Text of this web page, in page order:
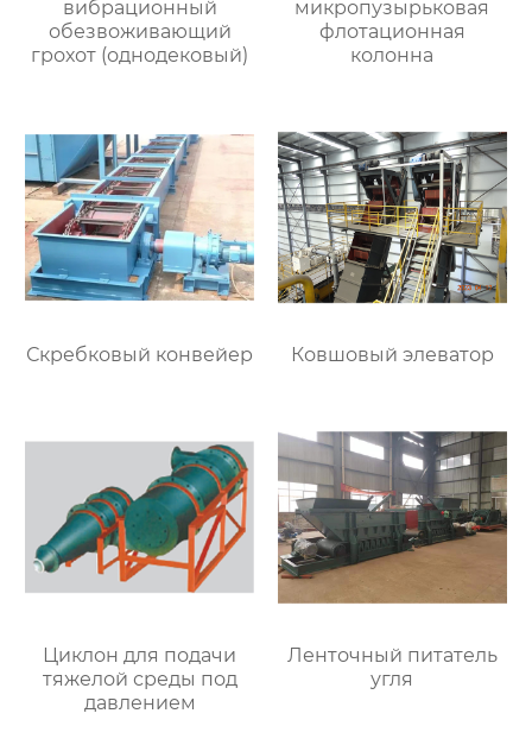
вибрационный
обезвоживающий
грохот (однодековый)
микропузырьковая
флотационная
колонна
Скребковый конвейер Ковшовый элеватор
Циклон для подачи
тяжелой среды под
давлением
Ленточный питатель
угля